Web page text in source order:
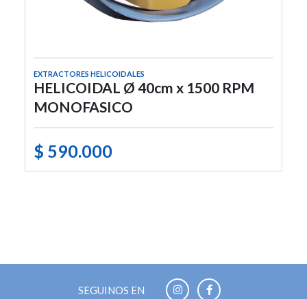
EXTRACTORES HELICOIDALES
HELICOIDAL Ø 40cm x 1500 RPM
MONOFASICO
$ 590.000
SEGUINOS EN